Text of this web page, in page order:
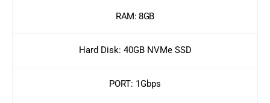
RAM: 8GB
Hard Disk: 40GB NVMe SSD
PORT: 1Gbps